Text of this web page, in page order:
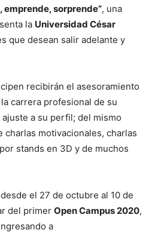
sorprende”, una
la Universidad César
que desean salir adelante y
recibirán el asesoramiento
carrera profesional de su
a su perfil; del mismo
charlas motivacionales, charlas
stands en 3D y de muchos
el 27 de octubre al 10 de
del primer Open Campus 2020,
a